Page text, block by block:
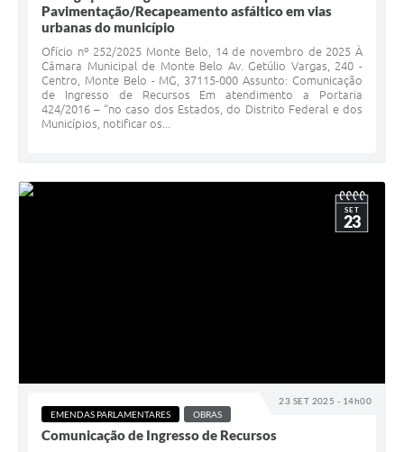
Pavimentação/Recapeamento asfáltico em vias
urbanas do município
Ofício nº 252/2025 Monte Belo, 14 de novembro de 2025 À
Câmara Municipal de Monte Belo Av. Getúlio Vargas, 240 -
Centro, Monte Belo - MG, 37115-000 Assunto: Comunicação
de Ingresso de Recursos Em atendimento a Portaria
424/2016 – “no caso dos Estados, do Distrito Federal e dos
Municípios, notificar os...
23 SET 2025 - 14h00
SET
23
EMENDAS PARLAMENTARES OBRAS
Comunicação de Ingresso de Recursos